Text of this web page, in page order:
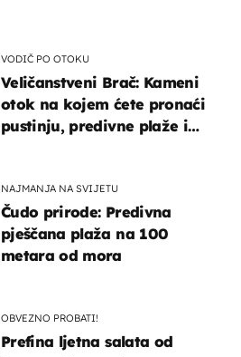
VODIČ PO OTOKU
Veličanstveni Brač: Kameni
otok na kojem ćete pronaći
pustinju, predivne plaže i
NAJMANJA NA SVIJETU
Čudo prirode: Predivna
pješčana plaža na 100
metara od mora
OBVEZNO PROBATI!
Prefina ljetna salata od